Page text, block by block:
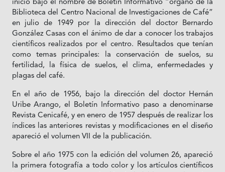
inicio bajo el nombre de Boletín Informativo “órgano de la
Biblioteca del Centro Nacional de Investigaciones de Café”
en julio de 1949 por la dirección del doctor Bernardo
González Casas con el ánimo de dar a conocer los trabajos
científicos realizados por el centro. Resultados que tenían
como temas principales: la conservación de suelos, su
fertilidad, la física de suelos, el clima, enfermedades y
plagas del café.
En el año de 1956, bajo la dirección del doctor Hernán
Uribe Arango, el Boletín Informativo paso a denominarse
Revista Cenicafé, y en enero de 1957 después de realizar los
índices las anteriores revistas y modificaciones en el diseño
apareció el volumen VII de la publicación.
Sobre el año 1975 con la edición del volumen 26, apareció
la primera fotografía a todo color y los artículos científicos